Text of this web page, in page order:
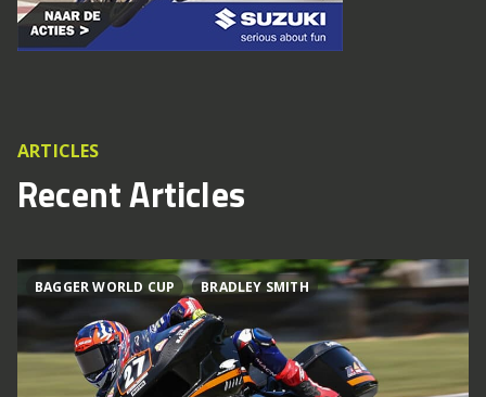
ARTICLES
Recent Articles
BAGGER WORLD CUP BRADLEY SMITH